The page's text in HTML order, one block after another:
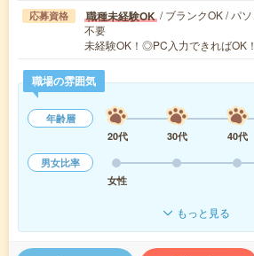
応募資格 職種未経験OK / ブランクOK / パ
不要
未経験OK！◎PC入力できればOK！
職場の雰囲気
年齢層
20代
30代 40代
男女比率
女性
もっと見る